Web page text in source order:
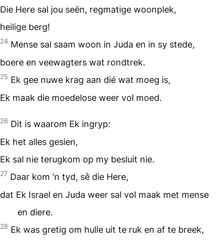
Die Here sal jou seën, regmatige woonplek,
heilige berg!
24 Mense sal saam woon in Juda en in sy stede,
boere en veewagters wat rondtrek.
25 Ek gee nuwe krag aan dié wat moeg is,
Ek maak die moedelose weer vol moed.
26 Dit is waarom Ek ingryp:
Ek het alles gesien,
Ek sal nie terugkom op my besluit nie.
27 Daar kom 'n tyd, sê die Here,
dat Ek Israel en Juda weer sal vol maak met mense
en diere.
28 Ek was gretig om hulle uit te ruk en af te breek,